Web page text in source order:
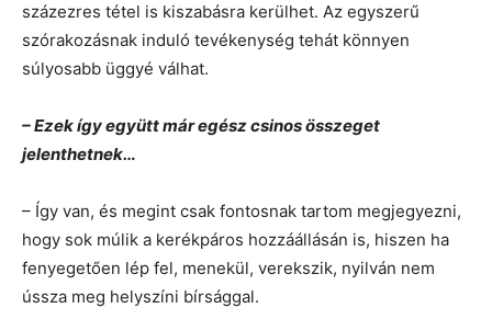
százezres tétel is kiszabásra kerülhet. Az egyszerű
szórakozásnak induló tevékenység tehát könnyen
súlyosabb üggyé válhat.
– Ezek így együtt már egész csinos összeget
jelenthetnek…
– Így van, és megint csak fontosnak tartom megjegyezni,
hogy sok múlik a kerékpáros hozzáállásán is, hiszen ha
fenyegetően lép fel, menekül, verekszik, nyilván nem
ússza meg helyszíni bírsággal.